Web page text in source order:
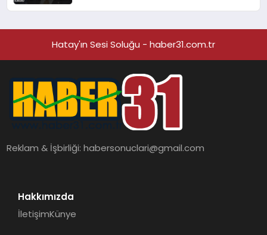
Hatay'ın Sesi Soluğu - haber31.com.tr
Reklam & İşbirliği:habersonuclari@gmail.com
Hakkımızda
İletişimKünye